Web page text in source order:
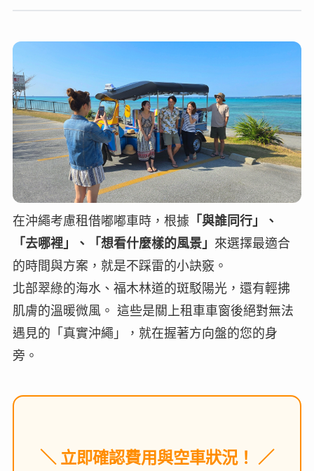
在沖繩考慮租借嘟嘟車時，根據 「與誰同行」、
「去哪裡」、「想看什麼樣的風景」 來選擇最適合
的時間與方案，就是不踩雷的小訣竅。
北部翠綠的海水、福木林道的斑駁陽光，還有輕拂
肌膚的溫暖微風。 這些是關上租車車窗後絕對無法
遇見的「真實沖繩」，就在握著方向盤的您的身
旁。
＼ 立即確認費用與空車狀況！ ／